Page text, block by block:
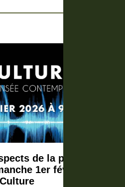
de la pensée
1er février 2026